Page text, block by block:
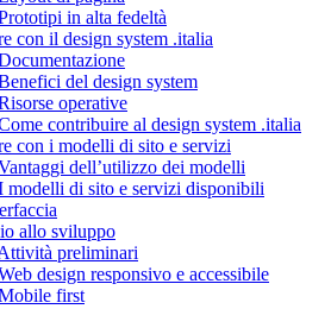
in alta fedeltà
con il design system .italia
del design system
operative
contribuire al design system .italia
con i modelli di sito e servizi
dell’utilizzo dei modelli
modelli di sito e servizi disponibili
allo sviluppo
preliminari
design responsivo e accessibile
first